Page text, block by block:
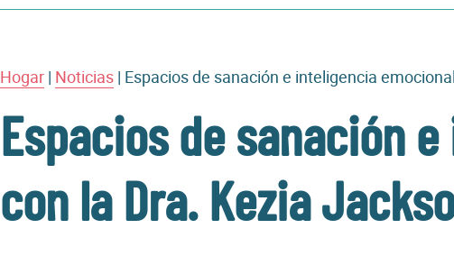
las
STL
Hogar | Noticias | Espacios de sanación e inteligencia
Espacios de sanación
con la Dra. Kezia